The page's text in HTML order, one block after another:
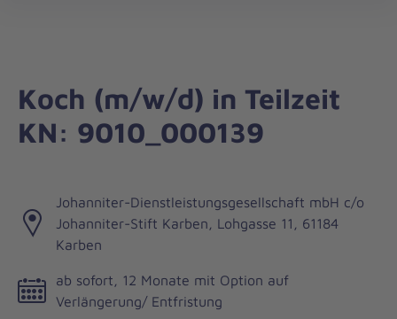
Liebe
zum
Leben
Koch (m/w/d) in Teilzeit
KN: 9010_000139
Johanniter-Dienstleistungsgesellschaft mbH c/o
Johanniter-Stift Karben, Lohgasse 11, 61184
Karben
ab sofort, 12 Monate mit Option auf
Verlängerung/ Entfristung